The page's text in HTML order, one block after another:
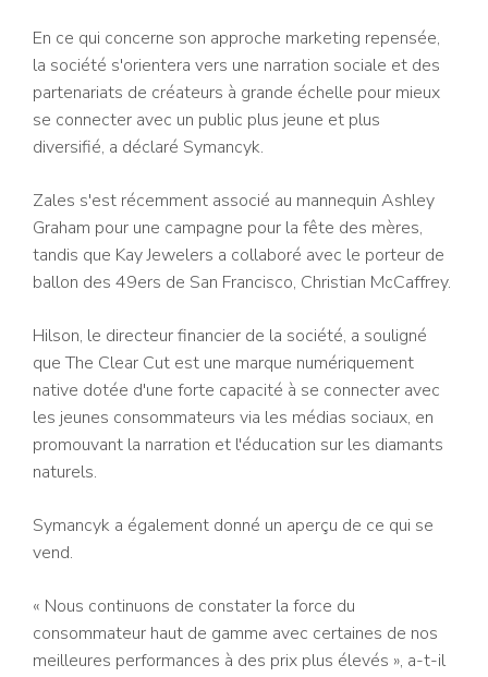
En ce qui concerne son approche marketing repensée,
la société s'orientera vers une narration sociale et des
partenariats de créateurs à grande échelle pour mieux
se connecter avec un public plus jeune et plus
diversifié, a déclaré Symancyk.
Zales s'est récemment associé au mannequin Ashley
Graham pour une campagne pour la fête des mères,
tandis que Kay Jewelers a collaboré avec le porteur de
ballon des 49ers de San Francisco, Christian McCaffrey.
Hilson, le directeur financier de la société, a souligné
que The Clear Cut est une marque numériquement
native dotée d'une forte capacité à se connecter avec
les jeunes consommateurs via les médias sociaux, en
promouvant la narration et l'éducation sur les diamants
naturels.
Symancyk a également donné un aperçu de ce qui se
vend.
« Nous continuons de constater la force du
consommateur haut de gamme avec certaines de nos
meilleures performances à des prix plus élevés », a-t-il